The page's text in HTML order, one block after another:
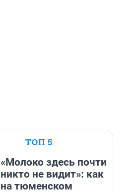
ТОП 5
«Молоко здесь почти
никто не видит»: как
на тюменском